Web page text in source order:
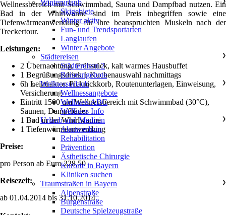
Wellnessbereich mit Schwimmbad, Sauna und Dampfbad nutzen. Ein
Bad in der Whirlwanne sind im Preis inbegriffen sowie eine
Tiefenwärmeanwendung für Ihre beanspruchten Muskeln nach der
Treckertour.
Leistungen:
2 Übernachtung, Frühstück, kalt warmes Hausbuffet
1 Begrüßungsdrink,1 Kuchenauswahl nachmittags
6h Leihtraktor, Picknickkorb, Routenunterlagen, Einweisung,
Versicherung
Eintritt 1500 qm Wellnessbereich mit Schwimmbad (30°C),
Saunen, Dampfbäder
1 Bad in der Whirlwanne
1 Tiefenwärmeanwendung
Preise:
pro Person ab Euro 228,50
Reisezeit:
ab 01.04.2014 bis 31.10.2014
Winterurlaub
Skigebiete
Winter aktiv
Fun- und Trendsportarten
Langlaufen
Winter Angebote
Städtereisen
❯
Städtereisen 2
Reiseangebote
Wellnessurlaub
❯
Wellnessangebote
Wellness ABC
Wellness Info
Urlaub und Medizin
❯
Akutmedizin
Rehabilitation
Prävention
Ästhetische Chirurgie
Kurorte in Bayern
Kliniken suchen
Traumstraßen in Bayern
❯
Alpenstraße
Burgenstraße
Deutsche Spielzeugstraße